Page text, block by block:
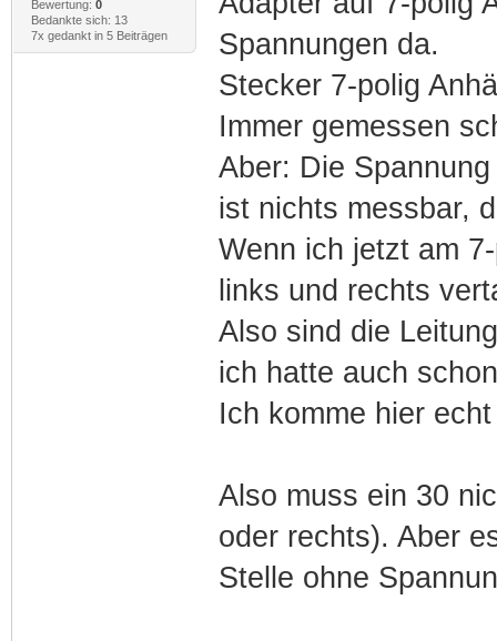
Bewertung: 0
Bedankte sich: 13
7x gedankt in 5 Beiträgen
Spannungen da.
Stecker 7-polig
Immer gemessen
Aber: Die
ist nichts messbar,
Wenn ich jetzt am
links und rechts
Also sind die
ich hatte auch
Ich komme hier
Also muss ein 30
oder rechts). Aber
Stelle ohne